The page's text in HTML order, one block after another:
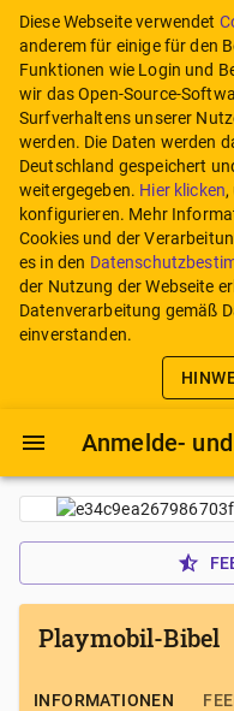
Diese Webseite verwendet
anderem für einige für den
Funktionen wie Login und
wir das Open-Source-
Surfverhaltens unserer
werden. Die Daten werden
Deutschland gespeichert
weitergegeben. Hier klicken
konfigurieren. Mehr
Cookies und der
es in den
der Nutzung der Webseite
Datenverarbeitung gemäß
einverstanden.
Anmelde-
Playmobil-Bibel
INFORMATIONEN